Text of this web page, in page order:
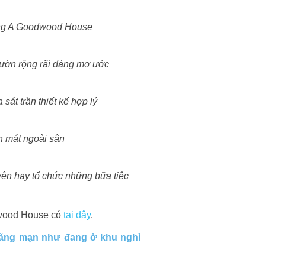
A Goodwood House
rộng rãi đáng mơ ước
sát trần thiết kế hợp lý
mát ngoài sân
hay tổ chức những bữa tiệc
House có tại đây.
mạn như đang ở khu nghỉ